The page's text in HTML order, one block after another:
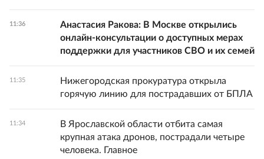
11:36
Анастасия Ракова: В Москве открылись
онлайн-консультации о доступных мерах
поддержки для участников СВО и их семей
11:35
Нижегородская прокуратура открыла
горячую линию для пострадавших от БПЛА
11:34
В Ярославской области отбита самая
крупная атака дронов, пострадали четыре
человека. Главное